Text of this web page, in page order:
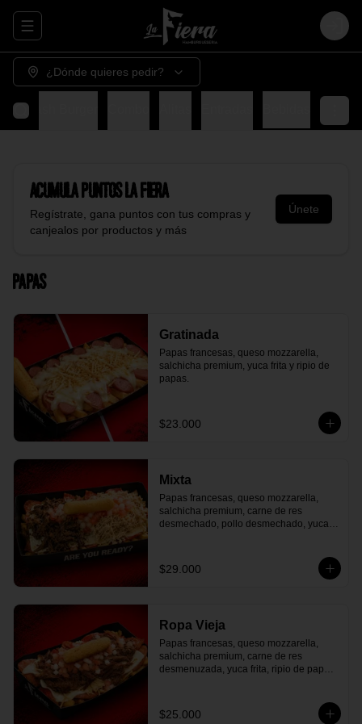
Abrir menu de navegación Login
¿Dónde quieres pedir?
Smash Burger
AcumulaPuntos La Fiera
Regístrate, gana puntos con tus compras y
canjealos por productos y más
Únete
Papas
Gratinada
Papas francesas, queso mozzarella,
salchicha premium, yuca frita y ripio de
papas.
$23.000
Mixta
Papas francesas, queso mozzarella,
salchicha premium, carne de res
desmechado, pollo desmechado, yuca
$29.000
Ropa Vieja
Papas francesas, queso mozzarella,
salchicha premium, carne de res
desmenuzada, yuca frita, ripio de papa,
$25.000